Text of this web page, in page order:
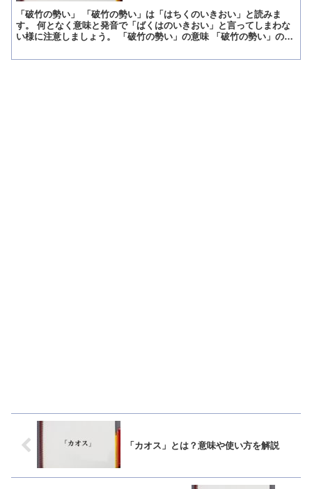
「破竹の勢い」 「破竹の勢い」は「はちくのいきおい」と読みま
す。 何となく意味と発音で「ばくはのいきおい」と言ってしまわな
い様に注意しましょう。 「破竹の勢い」の意味 「破竹の勢い」の意
「カオス」とは？意味や使い方を解説